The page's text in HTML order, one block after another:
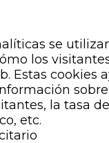
se
los
Estas cookies
la tasa
etc.